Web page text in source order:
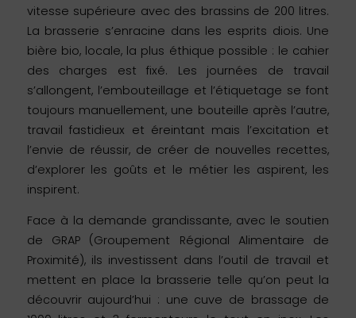
vitesse supérieure avec des brassins de 200 litres.
La brasserie s’enracine dans les esprits diois. Une
bière bio, locale, la plus éthique possible : le cahier
des charges est fixé. Les journées de travail
s’allongent, l’embouteillage et l’étiquetage se font
toujours manuellement, une bouteille après l’autre,
travail fastidieux et éreintant mais l’excitation et
l’envie de réussir, de créer de nouvelles recettes,
d’explorer les goûts et le métier les aspirent, les
inspirent.
Face à la demande grandissante, avec le soutien
de GRAP (Groupement Régional Alimentaire de
Proximité), ils investissent dans l’outil de travail et
mettent en place la brasserie telle qu’on peut la
découvrir aujourd’hui : une cuve de brassage de